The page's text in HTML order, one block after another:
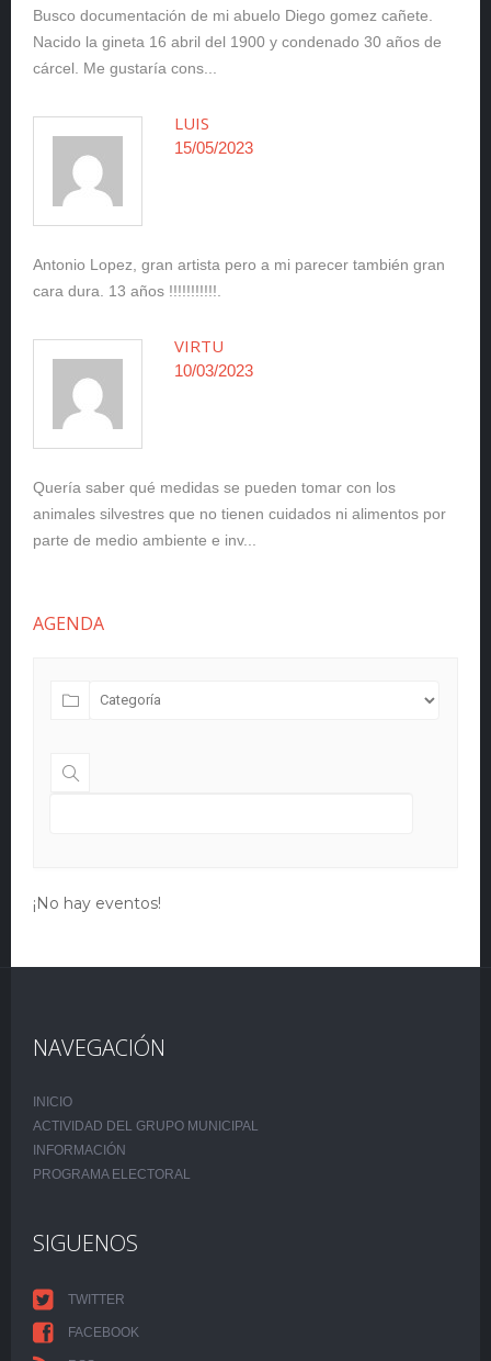
Busco documentación de mi abuelo Diego gomez cañete.
Nacido la gineta 16 abril del 1900 y condenado 30 años de
cárcel. Me gustaría cons...
LUIS
15/05/2023
Antonio Lopez, gran artista pero a mi parecer también gran
cara dura. 13 años !!!!!!!!!!!.
VIRTU
10/03/2023
Quería saber qué medidas se pueden tomar con los
animales silvestres que no tienen cuidados ni alimentos por
parte de medio ambiente e inv...
AGENDA
¡No hay eventos!
NAVEGACIÓN
INICIO
ACTIVIDAD DEL GRUPO MUNICIPAL
INFORMACIÓN
PROGRAMA ELECTORAL
SIGUENOS
TWITTER
FACEBOOK